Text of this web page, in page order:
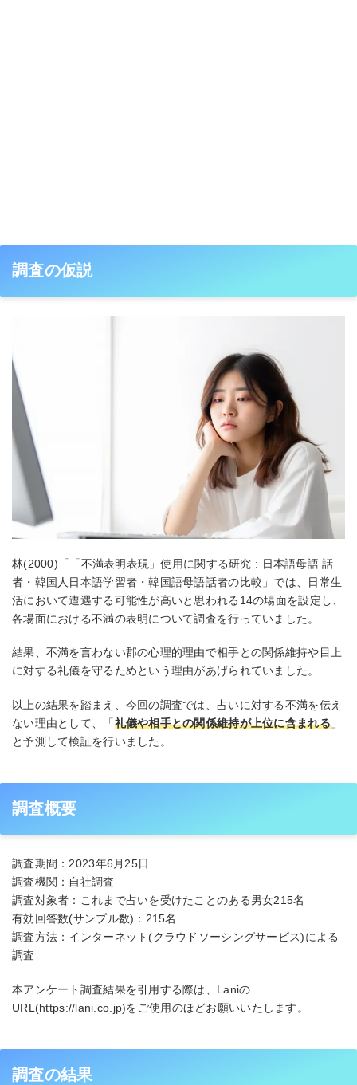
調査の仮説
林(2000)「「不満表明表現」使用に関する研究 : 日本語母語 話
者・韓国人日本語学習者・韓国語母語話者の比較」では、日常生
活において遭遇する可能性が高いと思われる14の場面を設定し、
各場面における不満の表明について調査を行っていました。
結果、不満を言わない郡の心理的理由で相手との関係維持や目上
に対する礼儀を守るためという理由があげられていました。
以上の結果を踏まえ、今回の調査では、占いに対する不満を伝え
ない理由として、「礼儀や相手との関係維持が上位に含まれる」
と予測して検証を行いました。
調査概要
調査期間：2023年6月25日
調査機関：自社調査
調査対象者：これまで占いを受けたことのある男女215名
有効回答数(サンプル数)：215名
調査方法：インターネット(クラウドソーシングサービス)による
調査
本アンケート調査結果を引用する際は、Laniの
URL(https://lani.co.jp)をご使用のほどお願いいたします。
調査の結果